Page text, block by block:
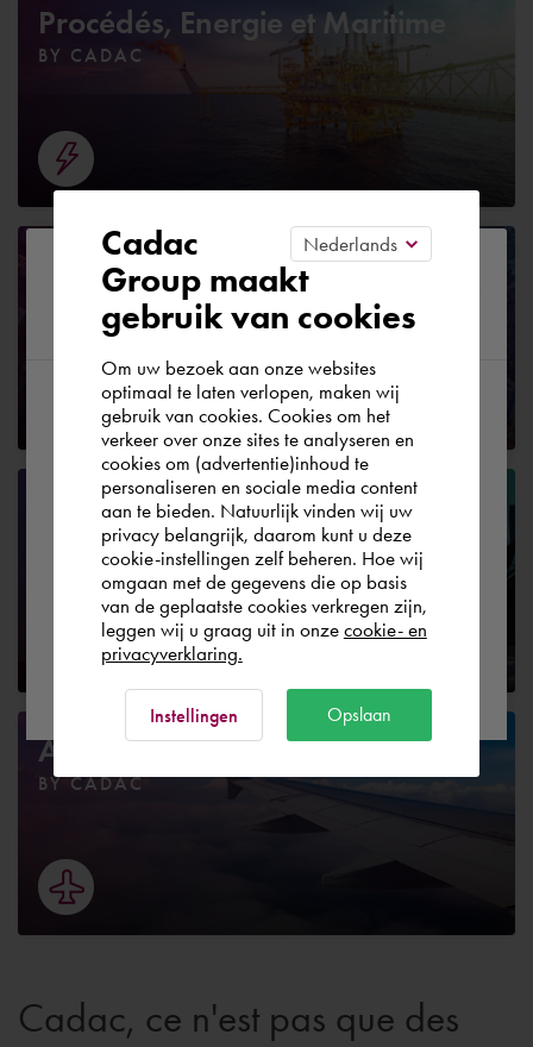
Procédés, Energie et Maritime
BY CADAC
Infrastructures
BY CADAC
Pouvoirs publics
BY CADAC
Aviation
BY CADAC
Cadac, ce n'est pas que des
Please confirm your current
region
According to us you are situated in Rest of
the world. Please confirm in which country
you wish to shop.
België Rest of the world
Cadac
Group maakt
gebruik van cookies
Om uw bezoek aan onze websites
optimaal te laten verlopen, maken wij
gebruik van cookies. Cookies om het
verkeer over onze sites te analyseren en
cookies om (advertentie)inhoud te
personaliseren en sociale media content
aan te bieden. Natuurlijk vinden wij uw
privacy belangrijk, daarom kunt u deze
cookie-instellingen zelf beheren. Hoe wij
omgaan met de gegevens die op basis
van de geplaatste cookies verkregen zijn,
leggen wij u graag uit in onze cookie- en
privacyverklaring.
Instellingen Opslaan